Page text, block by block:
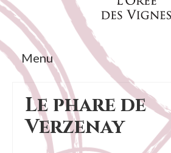
Menu
Le phare de
Verzenay